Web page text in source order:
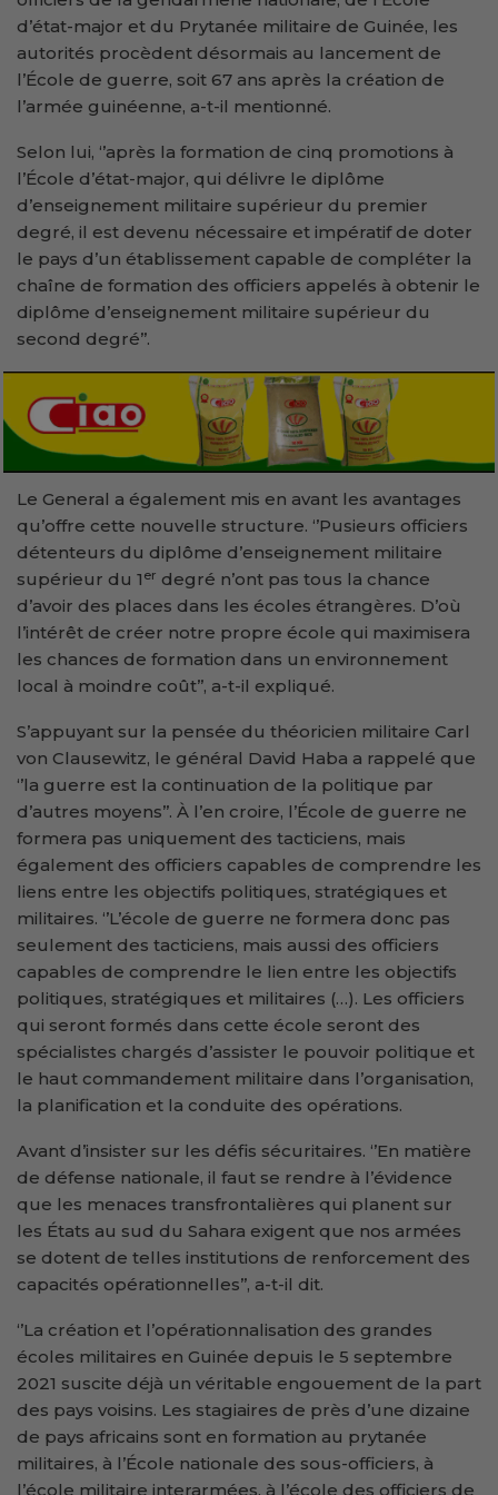
d’état-major et du Prytanée militaire de Guinée, les
autorités procèdent désormais au lancement de
l’École de guerre, soit 67 ans après la création de
l’armée guinéenne, a-t-il mentionné.
Selon lui, ‘’après la formation de cinq promotions à
l’École d’état-major, qui délivre le diplôme
d’enseignement militaire supérieur du premier
degré, il est devenu nécessaire et impératif de doter
le pays d’un établissement capable de compléter la
chaîne de formation des officiers appelés à obtenir le
diplôme d’enseignement militaire supérieur du
second degré’’.
Le General a également mis en avant les avantages
qu’offre cette nouvelle structure. ‘’Pusieurs officiers
détenteurs du diplôme d’enseignement militaire
supérieur du 1 er degré n’ont pas tous la chance
d’avoir des places dans les écoles étrangères. D’où
l’intérêt de créer notre propre école qui maximisera
les chances de formation dans un environnement
local à moindre coût’’, a-t-il expliqué.
S’appuyant sur la pensée du théoricien militaire Carl
von Clausewitz, le général David Haba a rappelé que
‘’la guerre est la continuation de la politique par
d’autres moyens’’. À l’en croire, l’École de guerre ne
formera pas uniquement des tacticiens, mais
également des officiers capables de comprendre les
liens entre les objectifs politiques, stratégiques et
militaires. ‘’L’école de guerre ne formera donc pas
seulement des tacticiens, mais aussi des officiers
capables de comprendre le lien entre les objectifs
politiques, stratégiques et militaires (…). Les officiers
qui seront formés dans cette école seront des
spécialistes chargés d’assister le pouvoir politique et
le haut commandement militaire dans l’organisation,
la planification et la conduite des opérations.
Avant d’insister sur les défis sécuritaires. ‘’En matière
de défense nationale, il faut se rendre à l’évidence
que les menaces transfrontalières qui planent sur
les États au sud du Sahara exigent que nos armées
se dotent de telles institutions de renforcement des
capacités opérationnelles’’, a-t-il dit.
‘’La création et l’opérationnalisation des grandes
écoles militaires en Guinée depuis le 5 septembre
2021 suscite déjà un véritable engouement de la part
des pays voisins. Les stagiaires de près d’une dizaine
de pays africains sont en formation au prytanée
militaires, à l’École nationale des sous-officiers, à
l’école militaire interarmées, à l’école des officiers de